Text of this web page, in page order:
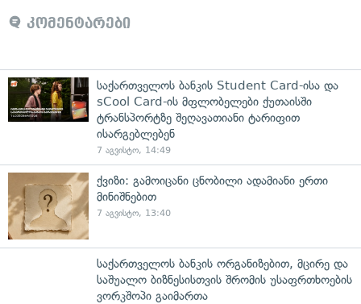
კომენტარები
საქართველოს ბანკის Student Card-ისა და
sCool Card-ის მფლობელები ქუთაისში
ტრანსპორტზე შეღავათიანი ტარიფით
ისარგებლებენ
7 აგვისტო, 14:49
ქვიზი: გამოიცანი ცნობილი ადამიანი ერთი
მინიშნებით
7 აგვისტო, 13:40
საქართველოს ბანკის ორგანიზებით, მცირე და
საშუალო ბიზნესისთვის შრომის უსაფრთხოების
ვორკშოპი გაიმართა